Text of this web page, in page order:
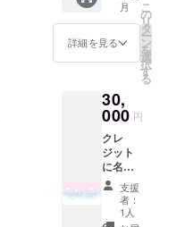
IDを備
考欄に
記載く
す） ・
掲載期
間：お
披露目
ツイー
信のみ
・掲載
方法：
お披露
目ツ
イート
のツ
リー
欄、概
月
詳細を見る
こ
の
リ
タ
ー
ン
を
選
択
す
る
30,
000 円
クレ
ジット
に名前
記載
（記載
してほ
しい名
支援
者：
1人